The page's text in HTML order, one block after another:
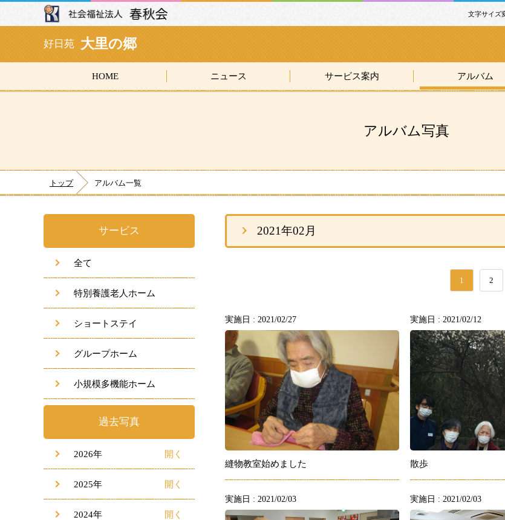
文字サイズ
好日苑 大里の郷
HOME ニュース サービス案内 アルバム
アルバム写真
トップ アルバム一覧
サービス
全て
特別養護老人ホーム
ショートステイ
グループホーム
小規模多機能ホーム
過去写真
2026年
2025年
2024年
2021年02月
1 2
実施日 : 2021/02/27
縫物教室始めました
実施日 : 2021/02/12
散歩
実施日 : 2021/02/03 実施日 : 2021/02/03